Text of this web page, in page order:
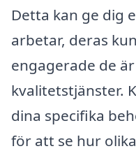
Detta kan ge dig
arbetar, deras
engagerade de
kvalitetstjänster.
dina specifika
för att se hur